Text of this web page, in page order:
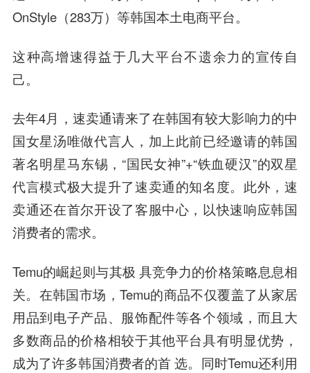
OnStyle（283万）等韩国本土电商平台。
这种高增速得益于几大平台不遗余力的宣传自
己。
去年4月，速卖通请来了在韩国有较大影响力的中
国女星汤唯做代言人，加上此前已经邀请的韩国
著名明星马东锡，“国民女神”+“铁血硬汉”的双星
代言模式极大提升了速卖通的知名度。此外，速
卖通还在首尔开设了客服中心，以快速响应韩国
消费者的需求。
Temu的崛起则与其极 具竞争力的价格策略息息相
关。在韩国市场，Temu的商品不仅覆盖了从家居
用品到电子产品、服饰配件等各个领域，而且大
多数商品的价格相较于其他平台具有明显优势，
成为了许多韩国消费者的首 选。同时Temu还利用